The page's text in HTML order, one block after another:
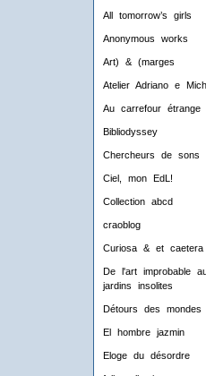
All tomorrow’s girls
Anonymous works
Art) & (marges
Atelier Adriano e
Au carrefour étrange
Bibliodyssey
Chercheurs de sons
Ciel, mon EdL!
Collection abcd
craoblog
Curiosa & et caetera
De l'art improbable
jardins insolites
Détours des mondes
El hombre jazmin
Eloge du désordre